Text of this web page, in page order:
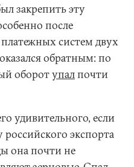
закрепить эту
после
систем двух
обратным: по
оборотупалпочти
удивительного, если
экспорта
она почти не